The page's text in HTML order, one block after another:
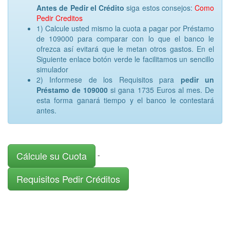
Antes de Pedir el Crédito siga estos consejos: Como
Pedir Creditos
1) Calcule usted mismo la cuota a pagar por Préstamo
de 109000 para comparar con lo que el banco le
ofrezca así evitará que le metan otros gastos. En el
Siguiente enlace botón verde le facilitamos un sencillo
simulador
2) Informese de los Requisitos para pedir un
Préstamo de 109000si gana 1735 Euros al mes. De
esta forma ganará tiempo y el banco le contestará
antes.
Cálcule su Cuota -
Requisitos Pedir Créditos